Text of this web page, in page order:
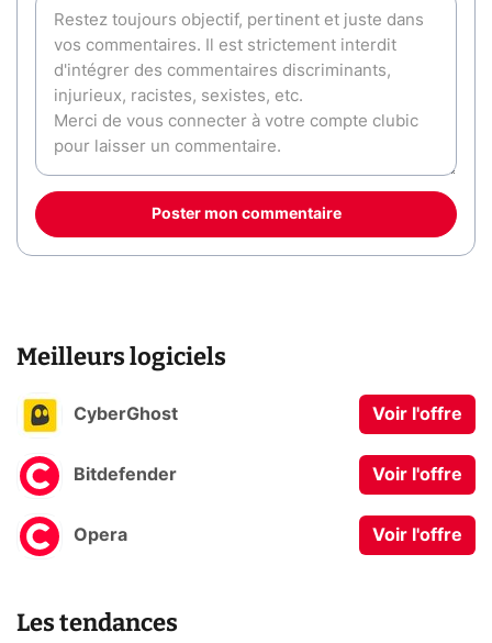
Poster mon commentaire
Meilleurs logiciels
CyberGhost Voir l'offre
Bitdefender Voir l'offre
Opera Voir l'offre
Les tendances